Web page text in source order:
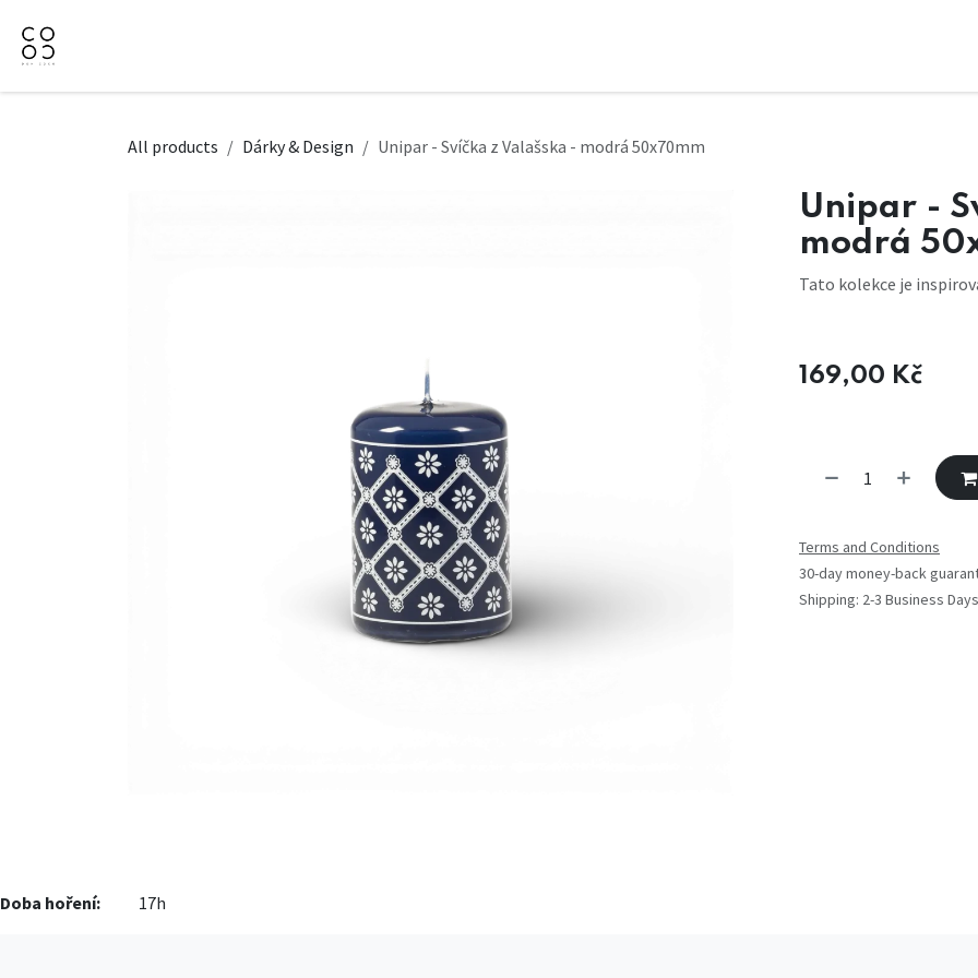
All products Dárky & Design Unipar - Svíčka z Valašska - modrá 50x70mm
Unipar -
modrá
Tato kolekce je
169,00 Kč
Terms and Conditions
30-day money-back
Shipping: 2-3 Business Days
Doba hoření: 17h